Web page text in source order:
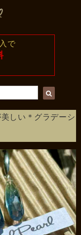
で
しい＊グラデーシ